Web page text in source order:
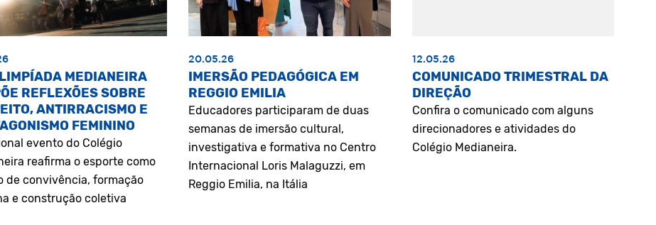
MEDIANEIRA
REFLEXÕES SOBRE
ANTIRRACISMO E
FEMININO
evento do Colégio
reafirma o esporte como
de convivência, formação
e construção coletiva
20.05.26
IMERSÃO PEDAGÓGICA EM
REGGIO EMILIA
Educadores participaram de duas
semanas de imersão cultural,
investigativa e formativa no Centro
Internacional Loris Malaguzzi, em
Reggio Emilia, na Itália
12.05.26
COMUNICADO TRIMESTRAL DA
DIREÇÃO
Confira o comunicado com alguns
direcionadores e atividades do
Colégio Medianeira.